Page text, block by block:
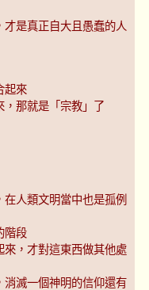
是真正自大且愚蠢的人
起來
，那就是「宗教」了
人類文明當中也是孤例
階段
，才對這東西做其他處
滅一個神明的信仰還有